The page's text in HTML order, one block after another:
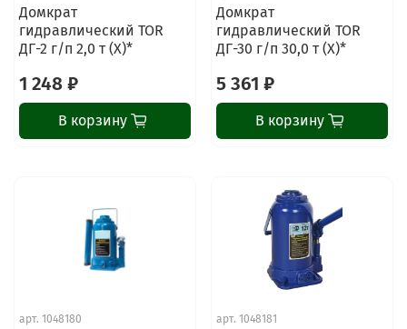
Домкрат
гидравлический TOR
ДГ-2 г/п 2,0 т (X)*
1 248 ₽
В корзину
Домкрат
гидравлический TOR
ДГ-30 г/п 30,0 т (X)*
5 361 ₽
В корзину
арт. 1048180 арт. 1048181